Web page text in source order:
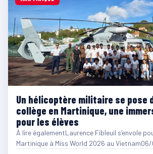
Un hélicoptère militaire se pose
collège en Martinique, une
pour les élèves
À lire égalementLaurence Fibleuil s’envole
Martinique à Miss World 2026 au